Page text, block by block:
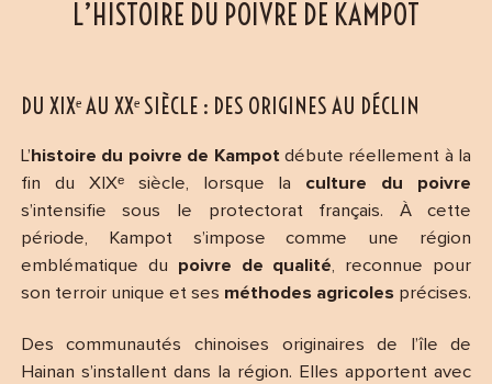
L’HISTOIRE DU POIVRE DE KAMPOT
DU XIXᵉ AU XXᵉ SIÈCLE : DES ORIGINES AU DÉCLIN
L’ histoire du poivre de Kampotdébute réellement à la
fin du XIXᵉ siècle, lorsque la culture du poivre
s’intensifie sous le protectorat français. À cette
période, Kampot s’impose comme une région
emblématique du poivre de qualité, reconnue pour
son terroir unique et ses méthodes agricolesprécises.
Des communautés chinoises originaires de l’île de
Hainan s’installent dans la région. Elles apportent avec